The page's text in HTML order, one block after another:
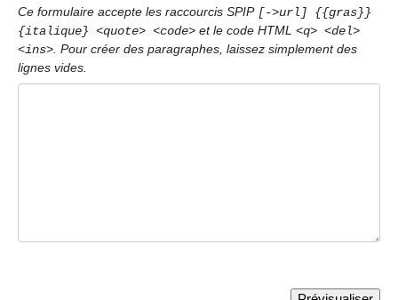
Ce formulaire accepte les raccourcis SPIP [->url] {{gras}}
{italique} <quote> <code> et le code HTML <q> <del>
<ins> . Pour créer des paragraphes, laissez simplement des
lignes vides.